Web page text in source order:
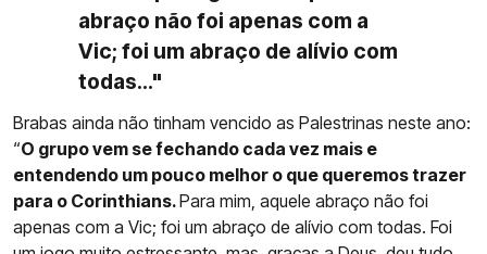
abraço não foi apenas com a
Vic; foi um abraço de alívio com
todas..."
Brabas ainda não tinham vencido as Palestrinas neste ano:
“O grupo vem se fechando cada vez mais e
entendendo um pouco melhor o que queremos trazer
para o Corinthians.Para mim, aquele abraço não foi
apenas com a Vic; foi um abraço de alívio com todas. Foi